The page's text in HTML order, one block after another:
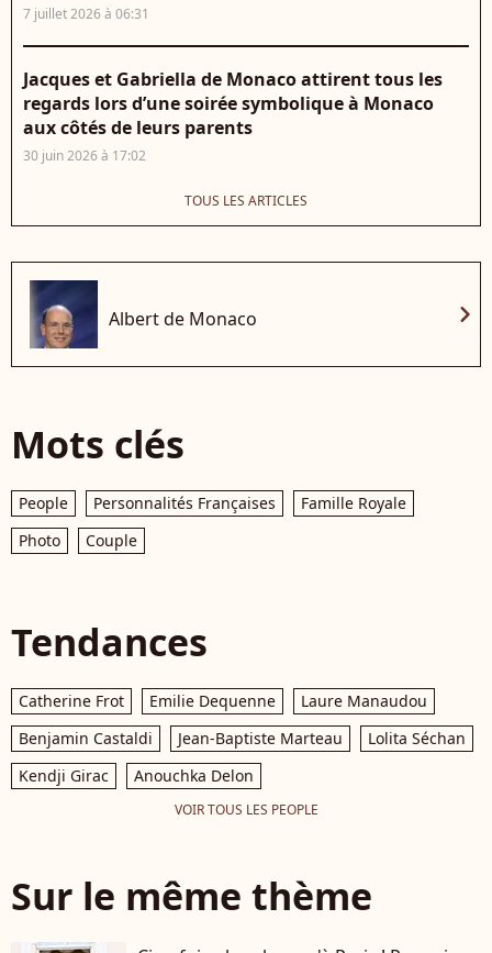
7 juillet 2026 à 06:31
Jacques et Gabriella de Monaco attirent tous les
regards lors d’une soirée symbolique à Monaco
aux côtés de leurs parents
30 juin 2026 à 17:02
TOUS LES ARTICLES
Albert de Monaco chevron_right
Mots clés
People Personnalités Françaises
Famille Royale
Photo
Couple
Tendances
Catherine Frot Emilie Dequenne
Laure Manaudou
Benjamin Castaldi
Jean-Baptiste Marteau
Lolita Séchan
Kendji Girac
Anouchka Delon
VOIR TOUS LES PEOPLE
Sur le même thème